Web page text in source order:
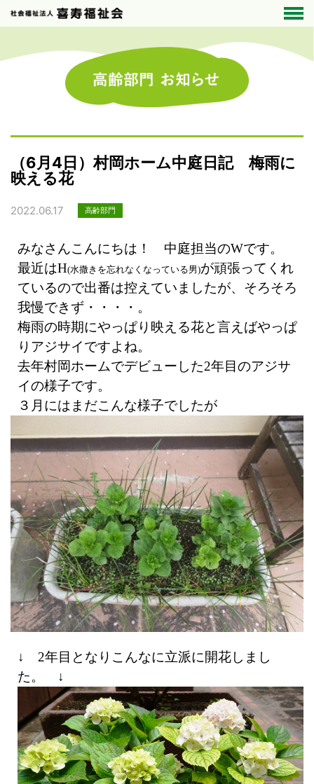
（6月4日）村岡ホーム中庭日記 梅雨に
映える花
2022.06.17 高齢部門
みなさんこんにちは！ 中庭担当のWです。
最近はH(水撒きを忘れなくなっている男)が頑張ってくれ
ているので出番は控えていましたが、そろそろ
我慢できず・・・・。
梅雨の時期にやっぱり映える花と言えばやっぱ
りアジサイですよね。
去年村岡ホームでデビューした2年目のアジサ
イの様子です。
３月にはまだこんな様子でしたが
↓ 2年目となりこんなに立派に開花しまし
た。 ↓